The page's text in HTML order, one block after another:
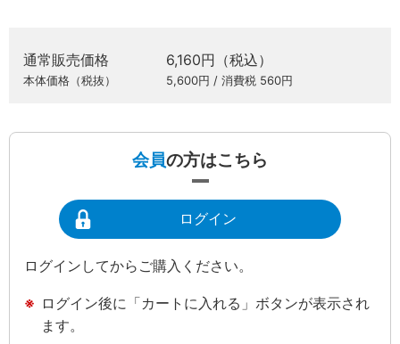
通常販売価格 6,160円（税込）
本体価格（税抜） 5,600円 / 消費税 560円
会員の方はこちら
ログイン
ログインしてからご購入ください。
ログイン後に「カートに入れる」ボタンが表示され
ます。